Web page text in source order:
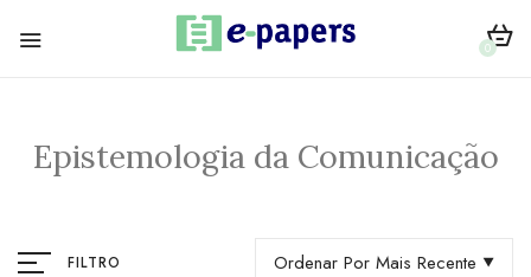
0
Epistemologia da Comunicação
FILTRO Ordenar Por Mais Recente